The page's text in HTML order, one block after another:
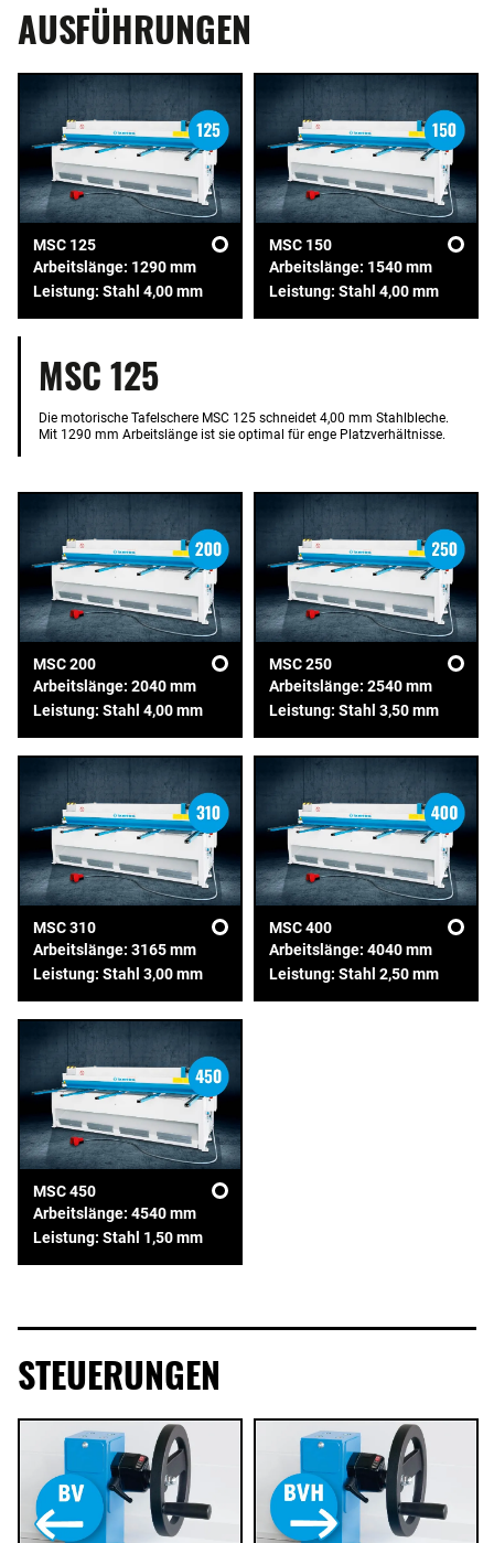
AUSFÜHRUNGEN
MSC 125
Arbeitslänge: 1290 mm
Leistung: Stahl 4,00 mm
MSC 150
Arbeitslänge: 1540 mm
Leistung: Stahl 4,00 mm
MSC 125
Die motorische Tafelschere MSC 125 schneidet 4,00 mm Stahlbleche.
Mit 1290 mm Arbeitslänge ist sie optimal für enge Platzverhältnisse.
MSC 200
Arbeitslänge: 2040 mm
Leistung: Stahl 4,00 mm
MSC 250
Arbeitslänge: 2540 mm
Leistung: Stahl 3,50 mm
MSC 310
Arbeitslänge: 3165 mm
Leistung: Stahl 3,00 mm
MSC 400
Arbeitslänge: 4040 mm
Leistung: Stahl 2,50 mm
MSC 450
Arbeitslänge: 4540 mm
Leistung: Stahl 1,50 mm
STEUERUNGEN